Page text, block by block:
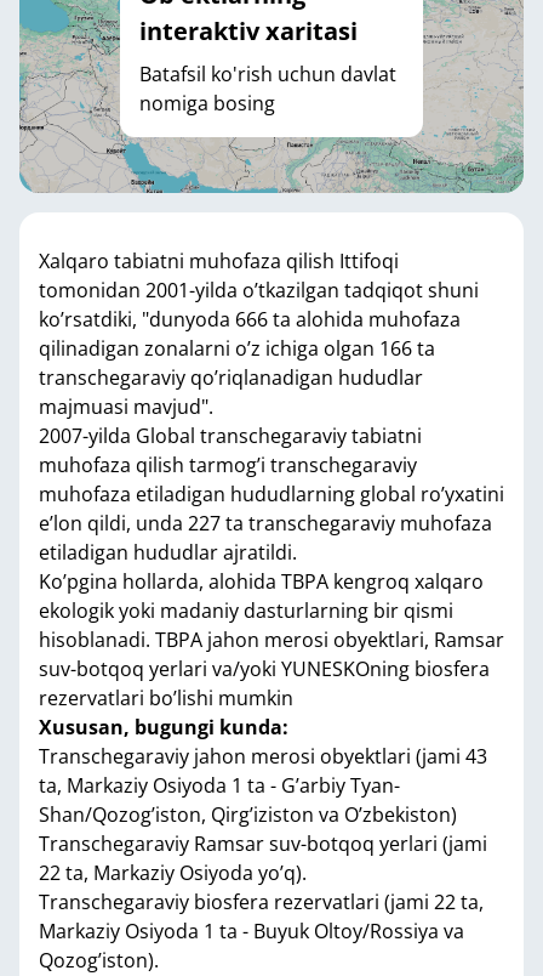
interaktiv xaritasi
Batafsil ko'rish uchun davlat
nomiga bosing
Xalqaro tabiatni muhofaza qilish Ittifoqi
tomonidan 2001-yilda o’tkazilgan tadqiqot shuni
ko’rsatdiki, "dunyoda 666 ta alohida muhofaza
qilinadigan zonalarni o’z ichiga olgan 166 ta
transchegaraviy qo’riqlanadigan hududlar
majmuasi mavjud".
2007-yilda Global transchegaraviy tabiatni
muhofaza qilish tarmog’i transchegaraviy
muhofaza etiladigan hududlarning global ro’yxatini
e’lon qildi, unda 227 ta transchegaraviy muhofaza
etiladigan hududlar ajratildi.
Ko’pgina hollarda, alohida TBPA kengroq xalqaro
ekologik yoki madaniy dasturlarning bir qismi
hisoblanadi. TBPA jahon merosi obyektlari, Ramsar
suv-botqoq yerlari va/yoki YUNESKOning biosfera
rezervatlari bo’lishi mumkin
Xususan, bugungi kunda:
Transchegaraviy jahon merosi obyektlari (jami 43
ta, Markaziy Osiyoda 1 ta - G’arbiy Tyan-
Shan/Qozog’iston, Qirg’iziston va O’zbekiston)
Transchegaraviy Ramsar suv-botqoq yerlari (jami
22 ta, Markaziy Osiyoda yo’q).
Transchegaraviy biosfera rezervatlari (jami 22 ta,
Markaziy Osiyoda 1 ta - Buyuk Oltoy/Rossiya va
Qozog’iston).